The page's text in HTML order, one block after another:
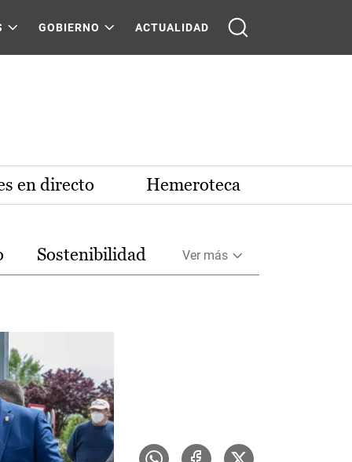
GOBIERNO ACTUALIDAD
en directo Hemeroteca
Sostenibilidad Ver más